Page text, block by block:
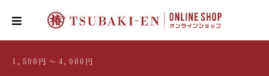
1,500円〜4,000円